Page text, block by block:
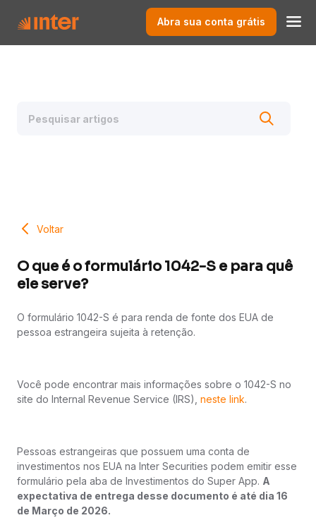
Abra sua conta grátis
Voltar
O que é o formulário 1042-S e para quê
ele serve?
O formulário 1042-S é para renda de fonte dos EUA de
pessoa estrangeira sujeita à retenção.
Você pode encontrar mais informações sobre o 1042-S no
site do Internal Revenue Service (IRS), neste link.
Pessoas estrangeiras que possuem uma conta de
investimentos nos EUA na Inter Securities podem emitir esse
formulário pela aba de Investimentos do Super App. A
expectativa de entrega desse documento é até dia 16
de Março de 2026.